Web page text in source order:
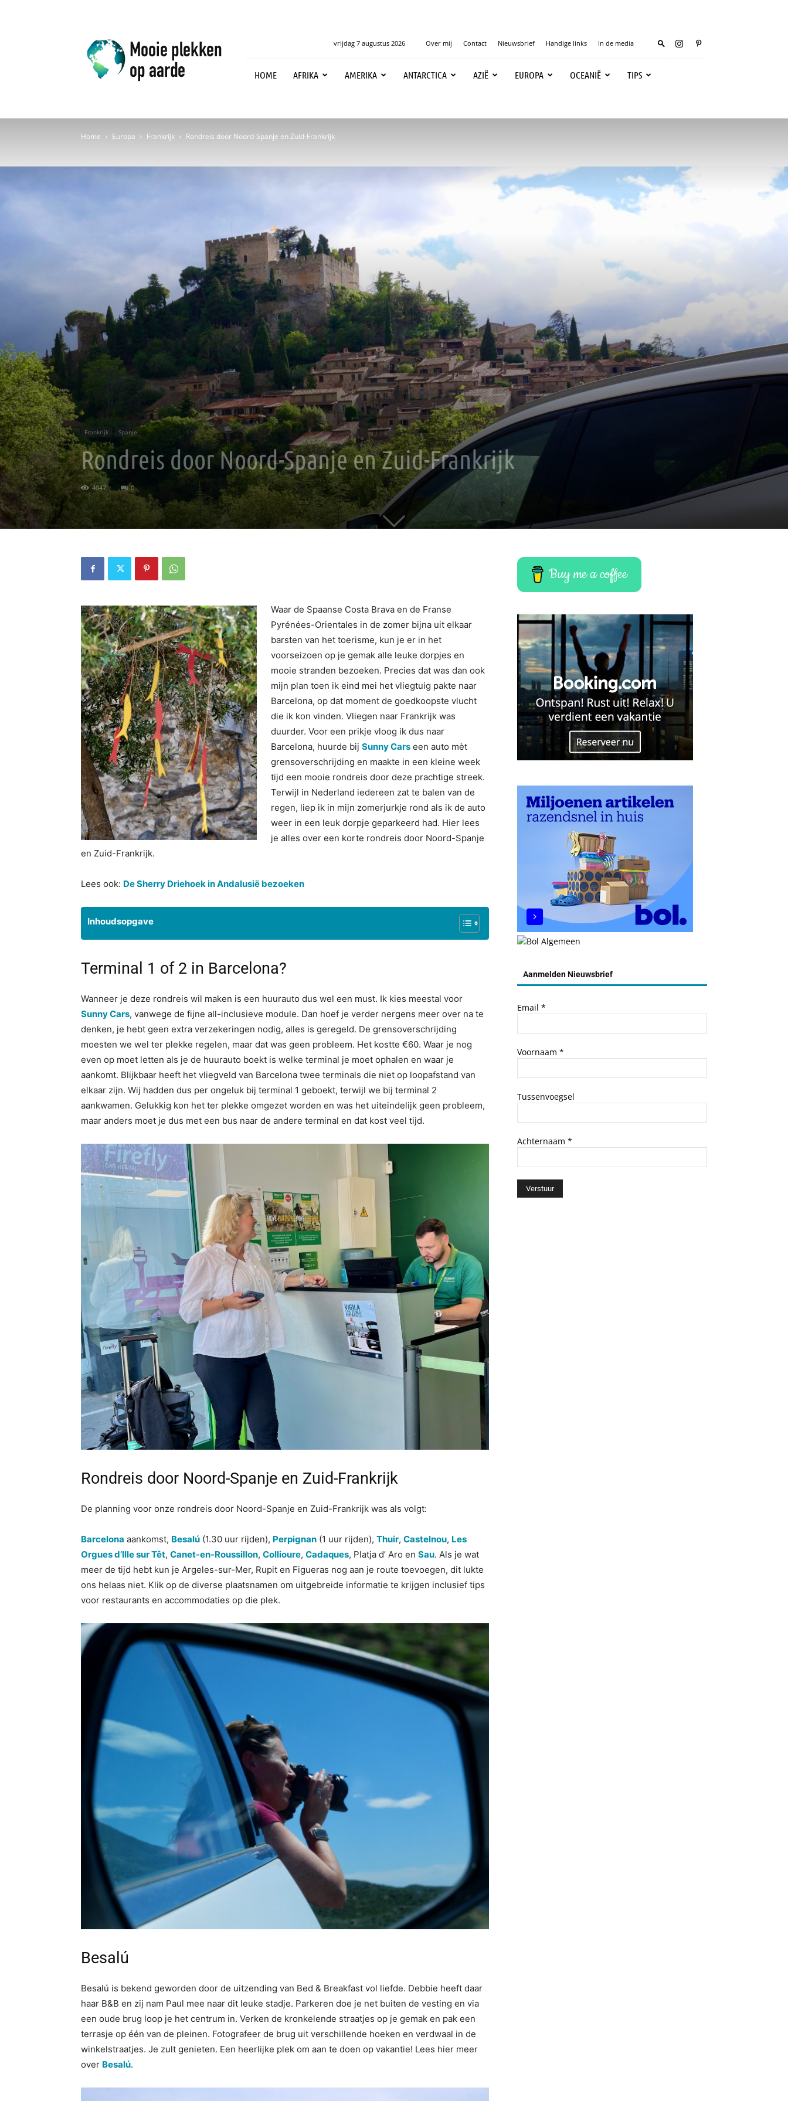
Mooie
plekken
op
aarde
vrijdag 7 augustus 2026 Over mij Contact Nieuwsbrief Handige links In de media
HOME AFRIKA AMERIKA ANTARCTICA AZIË EUROPA OCEANIË TIPS
Home Europa Frankrijk Rondreis door Noord-Spanje en Zuid-Frankrijk
Frankrijk Spanje
Rondreis door Noord-Spanje en Zuid-Frankrijk
4047 0
Waar de Spaanse Costa Brava en de Franse
Pyrénées-Orientales in de zomer bijna uit elkaar
barsten van het toerisme, kun je er in het
voorseizoen op je gemak alle leuke dorpjes en
mooie stranden bezoeken. Precies dat was dan ook
mijn plan toen ik eind mei het vliegtuig pakte naar
Barcelona, op dat moment de goedkoopste vlucht
die ik kon vinden. Vliegen naar Frankrijk was
duurder. Voor een prikje vloog ik dus naar
Barcelona, huurde bij Sunny Cars een auto mèt
grensoverschrijding en maakte in een kleine week
tijd een mooie rondreis door deze prachtige streek.
Terwijl in Nederland iedereen zat te balen van de
regen, liep ik in mijn zomerjurkje rond als ik de auto
weer in een leuk dorpje geparkeerd had. Hier lees
je alles over een korte rondreis door Noord-Spanje
en Zuid-Frankrijk.
Lees ook: De Sherry Driehoek in Andalusië bezoeken
Inhoudsopgave
Terminal 1 of 2 in Barcelona?
Wanneer je deze rondreis wil maken is een huurauto dus wel een must. Ik kies meestal voor
Sunny Cars, vanwege de fijne all-inclusieve module. Dan hoef je verder nergens meer over na te
denken, je hebt geen extra verzekeringen nodig, alles is geregeld. De grensoverschrijding
moesten we wel ter plekke regelen, maar dat was geen probleem. Het kostte €60. Waar je nog
even op moet letten als je de huurauto boekt is welke terminal je moet ophalen en waar je
aankomt. Blijkbaar heeft het vliegveld van Barcelona twee terminals die niet op loopafstand van
elkaar zijn. Wij hadden dus per ongeluk bij terminal 1 geboekt, terwijl we bij terminal 2
aankwamen. Gelukkig kon het ter plekke omgezet worden en was het uiteindelijk geen probleem,
maar anders moet je dus met een bus naar de andere terminal en dat kost veel tijd.
Rondreis door Noord-Spanje en Zuid-Frankrijk
De planning voor onze rondreis door Noord-Spanje en Zuid-Frankrijk was als volgt:
Barcelona aankomst, Besalú (1.30 uur rijden), Perpignan (1 uur rijden), Thuir, Castelnou, Les
Orgues d’Ille sur Têt, Canet-en-Roussillon, Collioure, Cadaques, Platja d’ Aro en Sau. Als je wat
meer de tijd hebt kun je Argeles-sur-Mer, Rupit en Figueras nog aan je route toevoegen, dit lukte
ons helaas niet. Klik op de diverse plaatsnamen om uitgebreide informatie te krijgen inclusief tips
voor restaurants en accommodaties op die plek.
Besalú
Besalú is bekend geworden door de uitzending van Bed & Breakfast vol liefde. Debbie heeft daar
haar B&B en zij nam Paul mee naar dit leuke stadje. Parkeren doe je net buiten de vesting en via
een oude brug loop je het centrum in. Verken de kronkelende straatjes op je gemak en pak een
terrasje op één van de pleinen. Fotografeer de brug uit verschillende hoeken en verdwaal in de
winkelstraatjes. Je zult genieten. Een heerlijke plek om aan te doen op vakantie! Lees hier meer
over Besalú.
Buy me a coffee
Aanmelden Nieuwsbrief
Email *
Voornaam *
Tussenvoegsel
Achternaam *